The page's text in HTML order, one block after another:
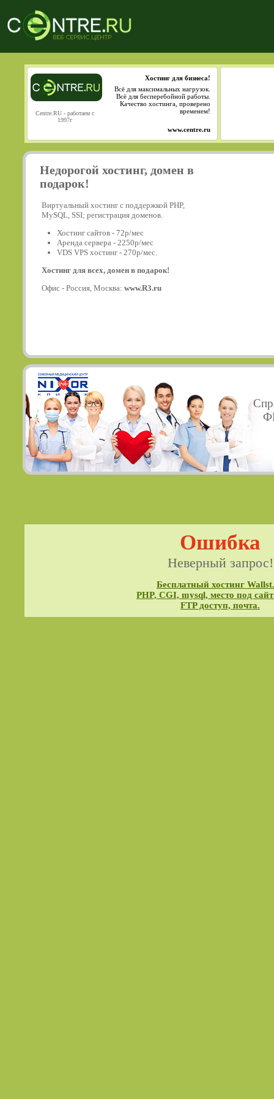
Centre.RU - работаем с
1997г
Хостинг для бизнеса!
Всё для максимальных нагрузок.
Всё для бесперебойной работы.
Качество хостинга, проверено
временем!
www.centre.ru
Недорогой хостинг, домен в
подарок!
Виртуальный хостинг с поддержкой PHP,
MySQL, SSI; регистрация доменов.
Хостинг сайтов - 72р/мес
Аренда сервера - 2250р/мес
VDS VPS хостинг - 270р/мес.
Хостинг для всех, домен в подарок!
Офис - Россия, Москва: www.R3.ru
Ошибка
Неверный запрос!
Бесплатный хостинг
PHP, CGI, mysql, место под
FTP доступ, почта.